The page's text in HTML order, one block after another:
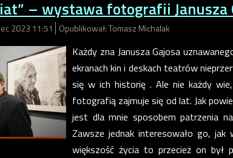
– wystawa fotografii Janusza
2023 11:51 Opublikował: Tomasz Michalak
Każdy zna Janusza Gajosa
ekranach kin i deskach teatrów
się w ich historię . Ale nie każdy
fotografią zajmuje się od lat. Jak
jest dla mnie sposobem patrzenia
Zawsze jednak interesowało go,
większość życia to przecież on